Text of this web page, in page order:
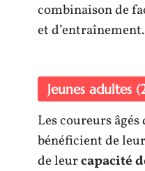
combinaison de
et d’entraînement.
Jeunes adultes
Les coureurs âgés
bénéficient de leur
de leurcapacité